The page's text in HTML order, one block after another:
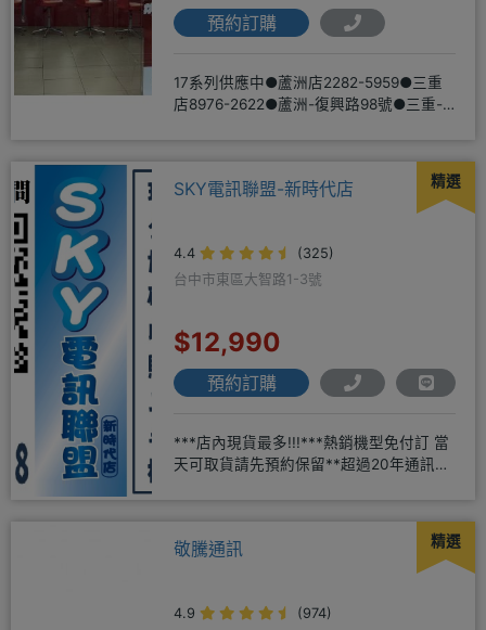
預約訂購
17系列供應中●蘆洲店2282-5959●三重
店8976-2622●蘆洲-復興路98號●三重-
精選
SKY電訊聯盟-新時代店
4.4
(325)
台中市東區大智路1-3號
$12,990
預約訂購
***店內現貨最多!!!***熱銷機型免付訂 當
天可取貨請先預約保留**超過20年通訊經
精選
敬騰通訊
4.9
(974)